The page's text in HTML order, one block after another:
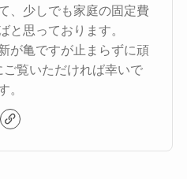
、少しでも家庭の固定費
と思っております。
が亀ですが止まらずに頑
覧いただければ幸いで
。